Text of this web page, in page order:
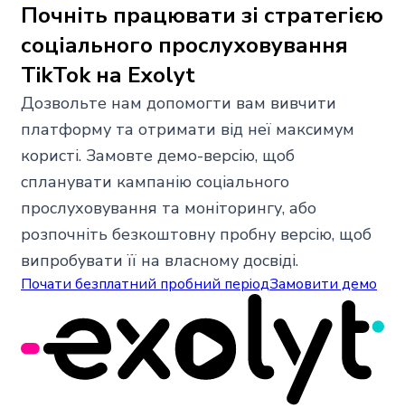
Почніть працювати зі стратегією
соціального прослуховування
TikTok на Exolyt
Дозвольте нам допомогти вам вивчити
платформу та отримати від неї максимум
користі. Замовте демо-версію, щоб
спланувати кампанію соціального
прослуховування та моніторингу, або
розпочніть безкоштовну пробну версію, щоб
випробувати її на власному досвіді.
Почати безплатний пробний періодЗамовити демо